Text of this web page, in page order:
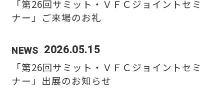
社長メッセージ
「第26回サミット・ＶＦＣジョイントセミ
ナー」ご来場のお礼
NEWS 2026.05.15
「第26回サミット・ＶＦＣジョイントセミ
ナー」出展のお知らせ